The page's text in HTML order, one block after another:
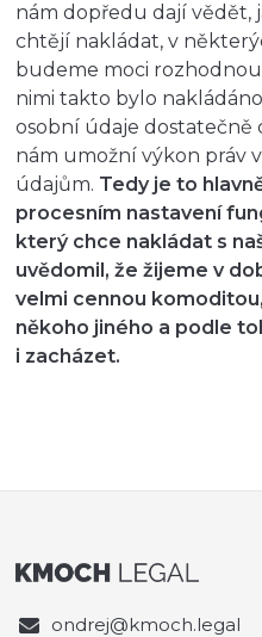
nám dopředu dají vědět,
chtějí nakládat, v
budeme moci
nimi takto bylo
osobní údaje dostatečně
nám umožní výkon práv
údajům. Tedy je to
procesním nastavení
který chce nakládat s
uvědomil, že žijeme v
velmi cennou
někoho jiného a podle
i zacházet.
ondrej@kmoch.legal